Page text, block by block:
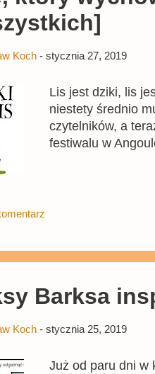
Koch - stycznia 27, 2019
Lis jest dziki, lis
niestety średnio
czytelników, a
festiwalu w
Barksa
Koch - stycznia 25, 2019
Już od paru dni w